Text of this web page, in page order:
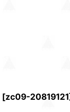
[zc09-20819121]